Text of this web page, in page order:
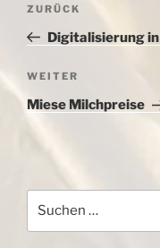
Vorheriger
Beitrag
ZURÜCK
Digitalisierung
Nächster
Beitrag
WEITER
Miese Milchpreise
nach: